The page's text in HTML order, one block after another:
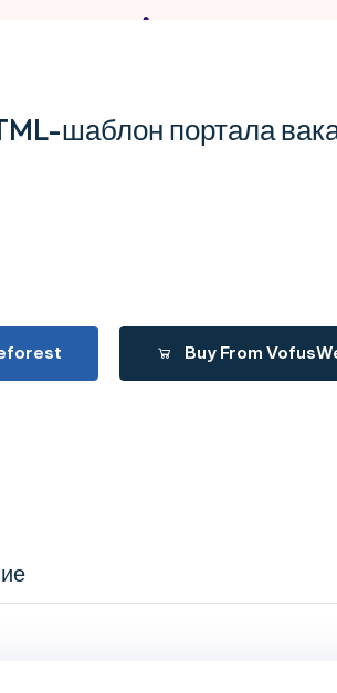
шаблон портала
Buy From